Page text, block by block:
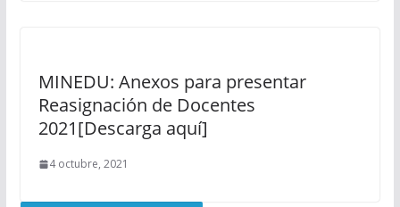
MINEDU: Anexos para presentar
Reasignación de Docentes
2021[Descarga aquí]
4 octubre, 2021